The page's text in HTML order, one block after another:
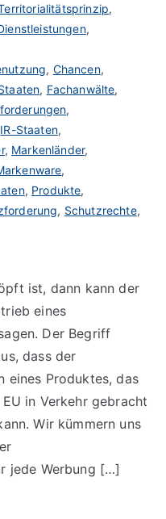
,
,
, Chancen,
, Fachanwälte,
,
IR-Staaten,
, Markenländer,
,
, Produkte,
, Schutzrechte,
ist, dann kann der
eines
Der Begriff
dass der
eines Produktes, das
in Verkehr gebracht
Wir kümmern uns
jede Werbung […]